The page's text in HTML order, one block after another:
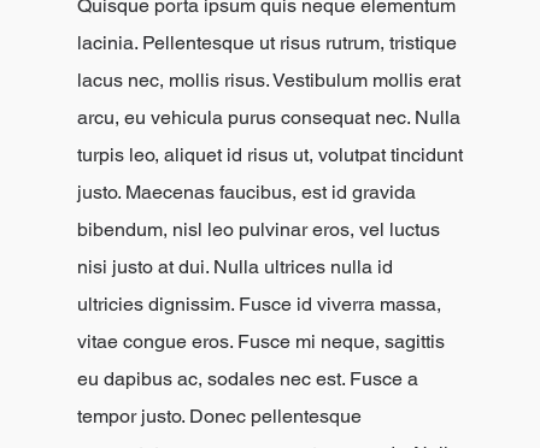
Quisque porta ipsum quis neque elementum
lacinia. Pellentesque ut risus rutrum, tristique
lacus nec, mollis risus. Vestibulum mollis erat
arcu, eu vehicula purus consequat nec. Nulla
turpis leo, aliquet id risus ut, volutpat tincidunt
justo. Maecenas faucibus, est id gravida
bibendum, nisl leo pulvinar eros, vel luctus
nisi justo at dui. Nulla ultrices nulla id
ultricies dignissim. Fusce id viverra massa,
vitae congue eros. Fusce mi neque, sagittis
eu dapibus ac, sodales nec est. Fusce a
tempor justo. Donec pellentesque